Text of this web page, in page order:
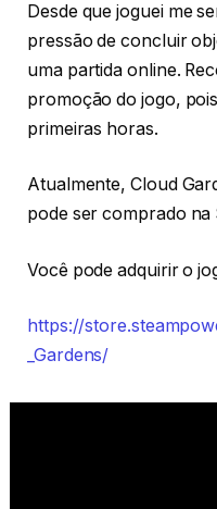
Desde que joguei me
pressão de concluir
uma partida online.
promoção do jogo,
primeiras horas.
Atualmente, Cloud
pode ser comprado na
Você pode adquirir o
https://
_Gardens/